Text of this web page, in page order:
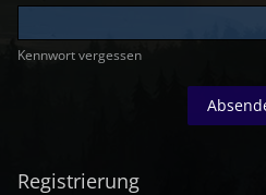
Kennwort vergessen
Registrierung